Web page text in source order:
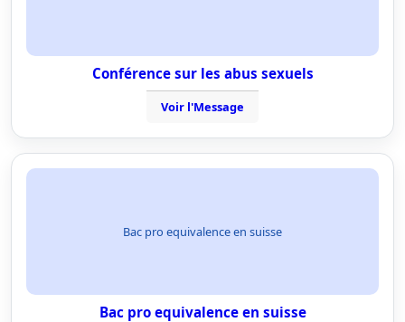
Conférence sur les abus sexuels
Voir l'Message
Bac pro equivalence en suisse
Bac pro equivalence en suisse